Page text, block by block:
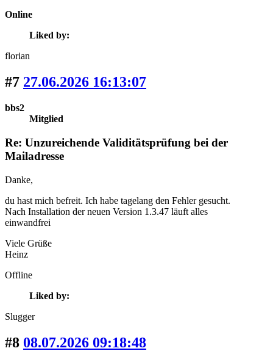
Online
Liked by:
florian
#7 27.06.2026 16:13:07
bbs2
Mitglied
Re: Unzureichende Validitätsprüfung bei der
Mailadresse
Danke,
du hast mich befreit. Ich habe tagelang den Fehler gesucht.
Nach Installation der neuen Version 1.3.47 läuft alles
einwandfrei
Viele Grüße
Heinz
Offline
Liked by:
Slugger
#8 08.07.2026 09:18:48